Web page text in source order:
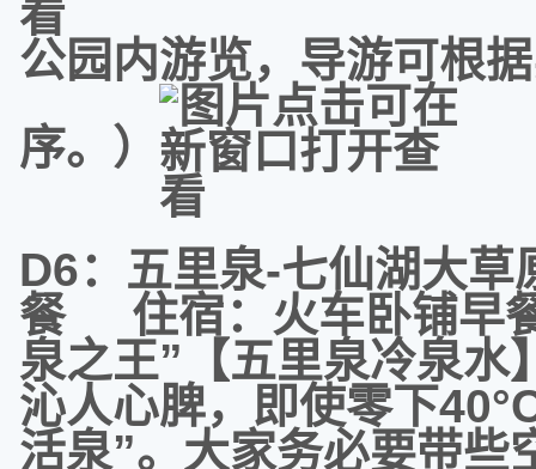
公园内游览，导游可根
序。）
D6：五里泉-七仙湖大
餐 住宿：火车卧铺早
泉之王”【五里泉冷泉水
沁人心脾，即使零下
活泉”。大家务必要带些